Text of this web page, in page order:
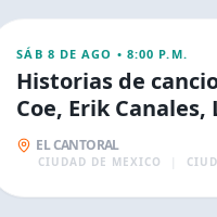
CONCIERTOS
SÁB 8 DE AGO • 8:00 P.M.
Historias de
Coe, Erik Canales,
EL CANTORAL
CIUDAD DE MEXICO